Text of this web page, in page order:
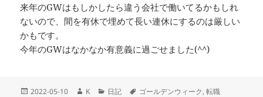
来年のGWはもしかしたら違う会社で働いてるかもしれ
ないので、間を有休で埋めて長い連休にするのは厳しい
かもです。
今年のGWはなかなか有意義に過ごせました(^^)
投
2022-05-10
作
K
カ
日記
タ
ゴールデンウィーク,転職